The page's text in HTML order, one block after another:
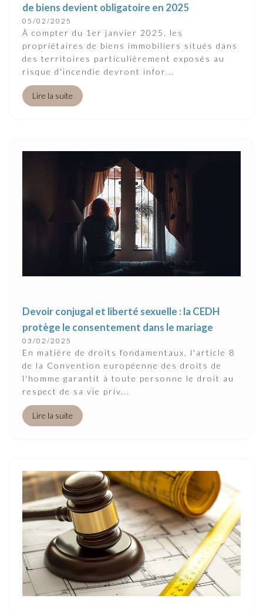
de biens devient obligatoire en 2025
05/02/2025
À compter du 1er janvier 2025, les
propriétaires de biens immobiliers situés dans
des territoires particulièrement exposés au
risque d'incendie devront infor...
Lire la suite
Devoir conjugal et liberté sexuelle : la CEDH
protège le consentement dans le mariage
03/02/2025
En matière de droits fondamentaux, l'article 8
de la Convention européenne des droits de
l'homme garantit à toute personne le droit au
respect de sa vie priv...
Lire la suite